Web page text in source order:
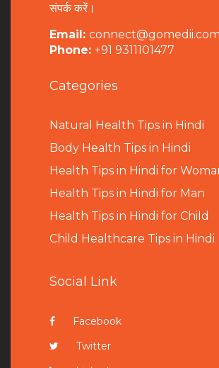
संपर्क करें।
Email: connect@gomedii.com
Phone: +91 9311101477
Categories
Natural Health Tips in Hindi
Body Health Tips in Hindi
Health Tips in Hindi for
Health Tips in Hindi for Man
Health Tips in Hindi for Child
Child Healthcare Tips in Hindi
Social Link
Facebook
Twitter